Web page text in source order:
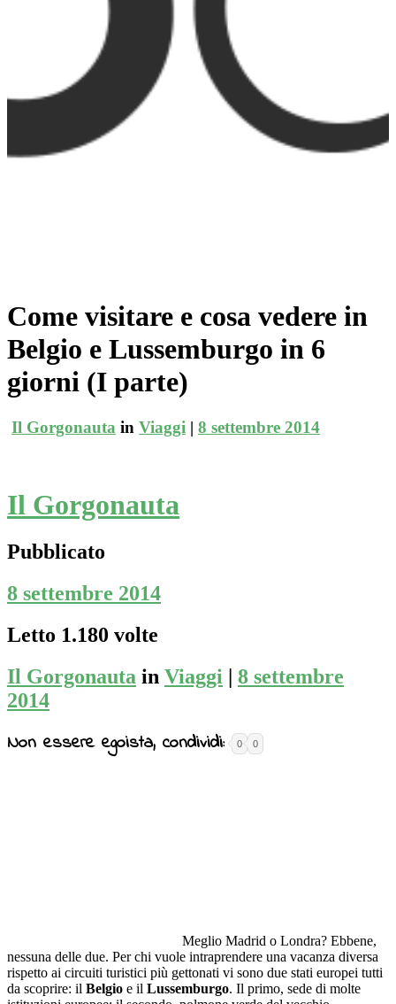
Come visitare e cosa vedere in
Belgio e Lussemburgo in 6
giorni (I parte)
Il Gorgonauta in Viaggi | 8 settembre 2014
Il Gorgonauta
Pubblicato
8 settembre 2014
Letto 1.180 volte
Il Gorgonauta in Viaggi
8 settembre
2014
Non essere egoista, condividi: 0 0
Meglio Madrid o Londra? Ebbene,
nessuna delle due. Per chi vuole intraprendere una vacanza diversa
rispetto ai circuiti turistici più gettonati vi sono due stati europei tutti
da scoprire: il Belgio e il Lussemburgo. Il primo, sede di molte